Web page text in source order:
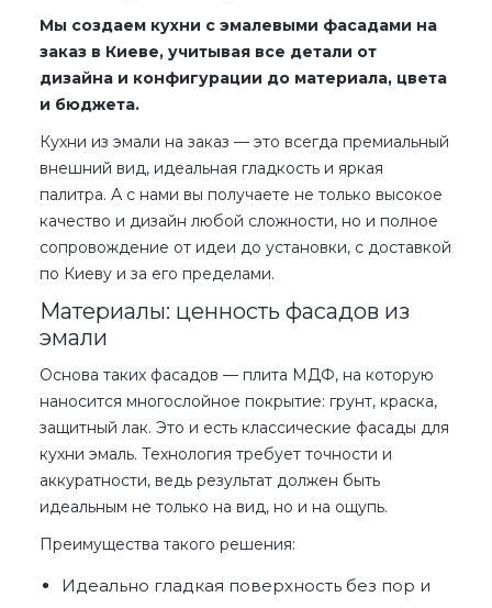
Мы создаем кухни с эмалевыми фасадами на
заказ в Киеве, учитывая все детали от
дизайна и конфигурации до материала, цвета
и бюджета.
Кухни из эмали на заказ — это всегда премиальный
внешний вид, идеальная гладкость и яркая
палитра. А с нами вы получаете не только высокое
качество и дизайн любой сложности, но и полное
сопровождение от идеи до установки, с доставкой
по Киеву и за его пределами.
Материалы: ценность фасадов из
эмали
Основа таких фасадов — плита МДФ, на которую
наносится многослойное покрытие: грунт, краска,
защитный лак. Это и есть классические фасады для
кухни эмаль. Технология требует точности и
аккуратности, ведь результат должен быть
идеальным не только на вид, но и на ощупь.
Преимущества такого решения:
Идеально гладкая поверхность без пор и